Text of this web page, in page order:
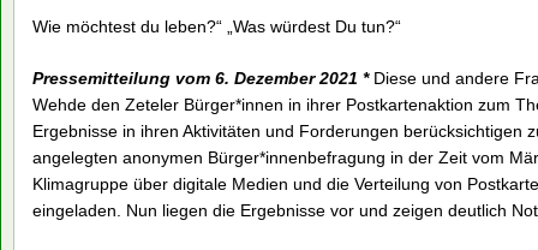
Wie möchtest du leben?“ „Was würdest Du tun?“
Pressemitteilung vom 6. Dezember 2021 * Diese und andere
Wehde den Zeteler Bürger*innen in ihrer Postkartenaktion zum
Ergebnisse in ihren Aktivitäten und Forderungen berücksichtigen
angelegten anonymen Bürger*innenbefragung in der Zeit vom
Klimagruppe über digitale Medien und die Verteilung von
eingeladen. Nun liegen die Ergebnisse vor und zeigen deutlich